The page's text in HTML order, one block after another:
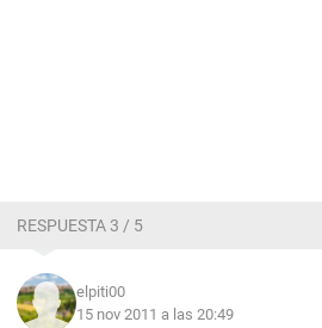
RESPUESTA 3 / 5
elpiti00
15 nov 2011 a las 20:49